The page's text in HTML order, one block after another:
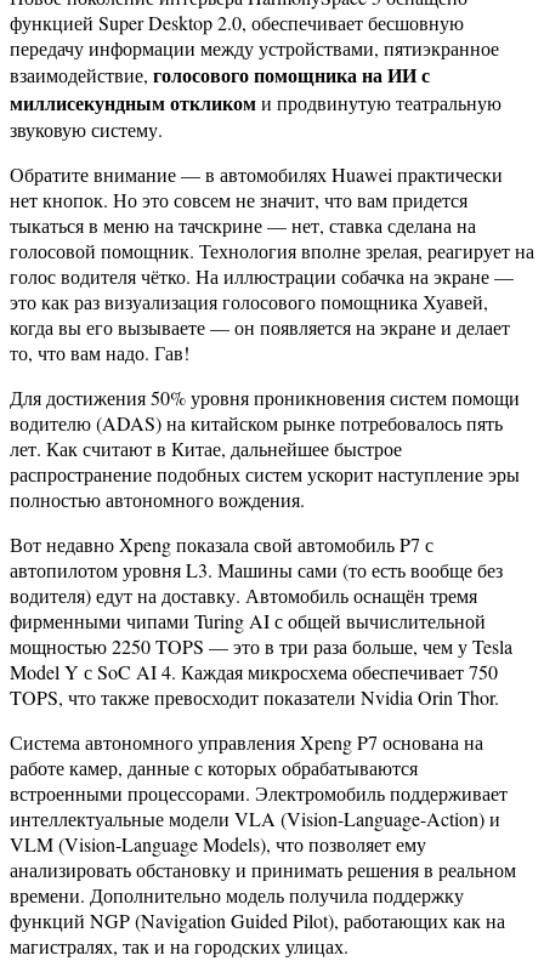
функцией Super Desktop 2.0, обеспечивает бесшовную
передачу информации между устройствами, пятиэкранное
взаимодействие, голосового помощника на ИИ с
миллисекундным откликоми продвинутую театральную
звуковую систему.
Обратите внимание — в автомобилях Huawei практически
нет кнопок. Но это совсем не значит, что вам придется
тыкаться в меню на тачскрине — нет, ставка сделана на
голосовой помощник. Технология вполне зрелая, реагирует на
голос водителя чётко. На иллюстрации собачка на экране —
это как раз визуализация голосового помощника Хуавей,
когда вы его вызываете — он появляется на экране и делает
то, что вам надо. Гав!
Для достижения 50% уровня проникновения систем помощи
водителю (ADAS) на китайском рынке потребовалось пять
лет. Как считают в Китае, дальнейшее быстрое
распространение подобных систем ускорит наступление эры
полностью автономного вождения.
Вот недавно Xpeng показала свой автомобиль P7 с
автопилотом уровня L3. Машины сами (то есть вообще без
водителя) едут на доставку. Автомобиль оснащён тремя
фирменными чипами Turing AI с общей вычислительной
мощностью 2250 TOPS — это в три раза больше, чем у Tesla
Model Y с SoC AI 4. Каждая микросхема обеспечивает 750
TOPS, что также превосходит показатели Nvidia Orin Thor.
Система автономного управления Xpeng P7 основана на
работе камер, данные с которых обрабатываются
встроенными процессорами. Электромобиль поддерживает
интеллектуальные модели VLA (Vision-Language-Action) и
VLM (Vision-Language Models), что позволяет ему
анализировать обстановку и принимать решения в реальном
времени. Дополнительно модель получила поддержку
функций NGP (Navigation Guided Pilot), работающих как на
магистралях, так и на городских улицах.